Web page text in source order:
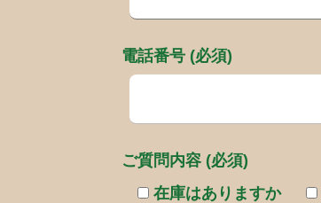
電話番号 (必須)
ご質問内容 (必須)
在庫はありますか